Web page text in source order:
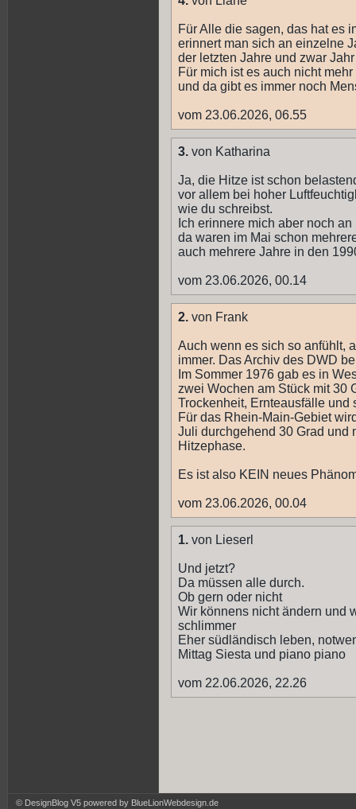
Für Alle die sagen, das hat es
erinnert man sich an einzelne
der letzten Jahre und zwar
Für mich ist es auch nicht
und da gibt es immer noch
vom 23.06.2026, 06.55
3. von Katharina
Ja, die Hitze ist schon
vor allem bei hoher
wie du schreibst.
Ich erinnere mich aber noch an
da waren im Mai schon
auch mehrere Jahre in den
vom 23.06.2026, 00.14
2. von Frank
Auch wenn es sich so anfühlt,
immer. Das Archiv des DWD
Im Sommer 1976 gab es in
zwei Wochen am Stück mit 30
Trockenheit, Ernteausfälle und
Für das Rhein-Main-Gebiet
Juli durchgehend 30 Grad und
Hitzephase.
Es ist also KEIN neues
vom 23.06.2026, 00.04
1. von Lieserl
Und jetzt?
Da müssen alle durch.
Ob gern oder nicht
Wir könnens nicht ändern und
schlimmer
Eher südländisch leben,
Mittag Siesta und piano piano
vom 22.06.2026, 22.26
© DesignBlog V5 powered by BlueLionWebdesign.de